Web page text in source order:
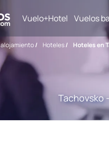
Vuelo+Hotel Vuelos
alojamiento/ Hoteles/ Hoteles en
Tachovsko